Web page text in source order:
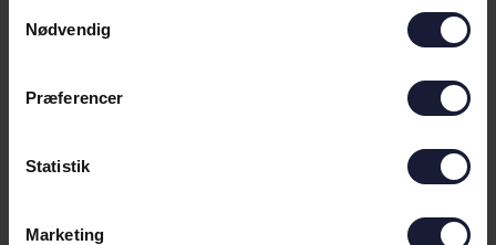
Nødvendig
Præferencer
Statistik
Marketing